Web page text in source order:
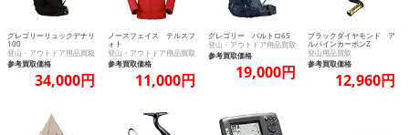
グレゴリーリュックデナリ
100
登山・アウトドア用品買取
参考買取価格
34,000円
ノースフェイス テルスフ
ォト
登山・アウトドア用品買取
参考買取価格
11,000円
グレゴリー バルトロ65
登山・アウトドア用品買取
参考買取価格
19,000円
ブラックダイヤモンド ア
ルパインカーボンZ
登山用品買取
参考買取価格
12,960円